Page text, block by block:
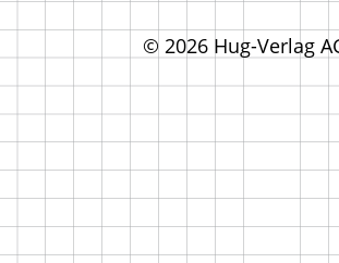
© 2026 Hug-Verlag